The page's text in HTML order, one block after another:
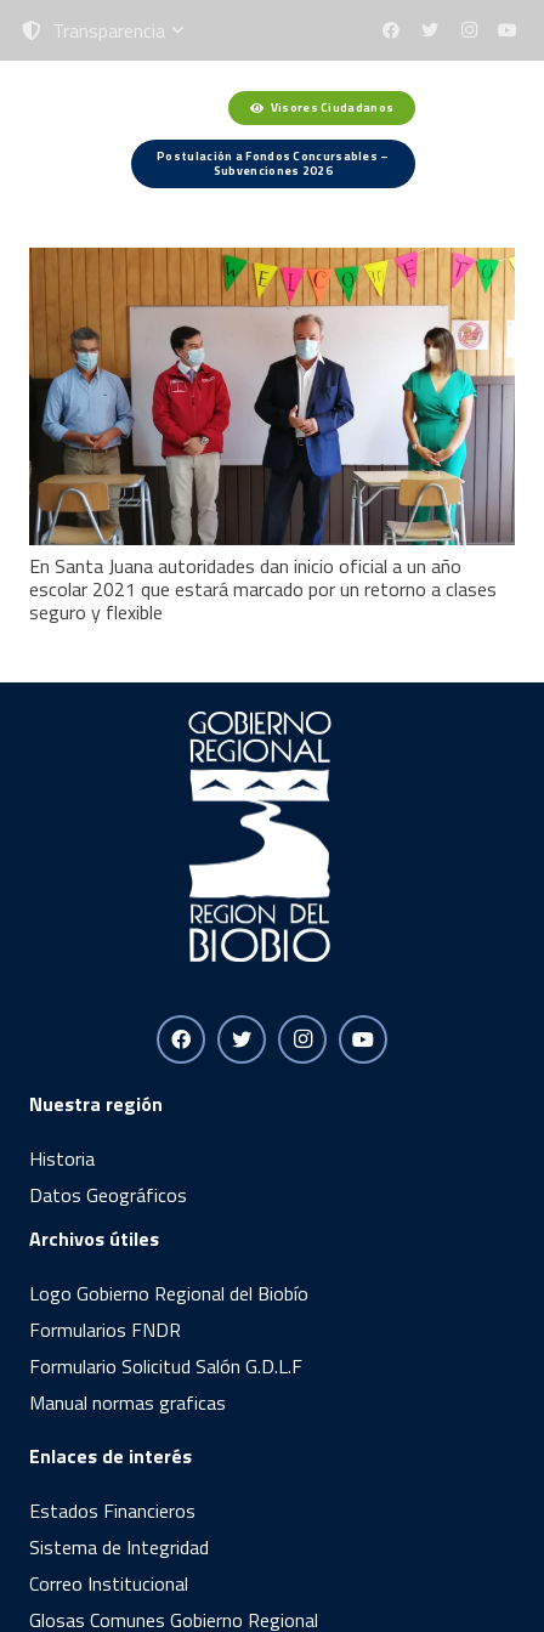
Transparencia
Visores Ciudadanos
Postulación a Fondos Concursables –
Subvenciones 2026
En Santa Juana autoridades dan inicio oficial a un año
escolar 2021 que estará marcado por un retorno a clases
seguro y flexible
Nuestra región
Historia
Datos Geográficos
Archivos útiles
Logo Gobierno Regional del Biobío
Formularios FNDR
Formulario Solicitud Salón G.D.L.F
Manual normas graficas
Enlaces de interés
Estados Financieros
Sistema de Integridad
Correo Institucional
Glosas Comunes Gobierno Regional